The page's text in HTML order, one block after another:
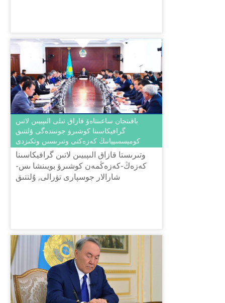
باقىتجان ساعىنتاەۆ قازاق تىلى الىپبيىن لاتىن
گرافيكاسىنا كوشىرۋ جونىندەگى ۇلتتىق
كوميسسييانىڭ كەزەكتى وتىرىسىن وتكىزدى
وتىرىستا قازاق الىپبيىن لاتىن گرافيكاسىنا
كەزەڭ-كەزەڭمەن كوشىرۋ بويىنشا ىس-
شارالار جوسپارى تۋرالى, ۇلتتىق